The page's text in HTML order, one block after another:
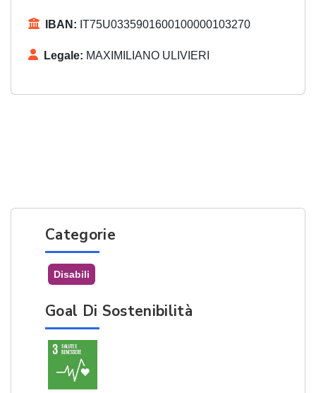
IBAN: IT75U0335901600100000103270
Legale: MAXIMILIANO ULIVIERI
Categorie
Disabili
Goal Di Sostenibilità